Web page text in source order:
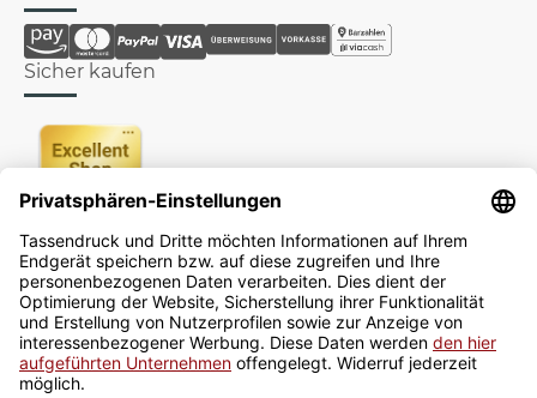
Sicher kaufen
Newsletter